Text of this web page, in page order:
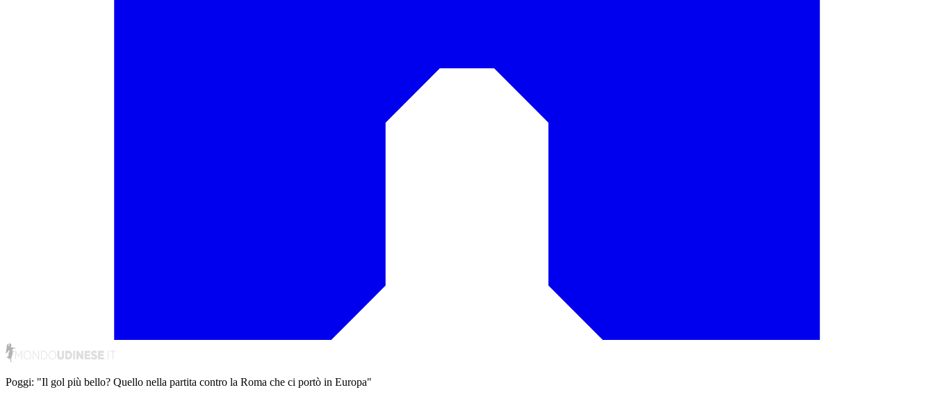
Poggi: "Il gol più bello? Quello nella partita contro la Roma che ci portò in Europa"